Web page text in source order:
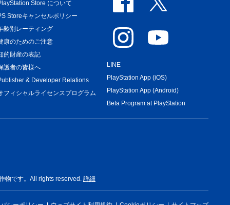
Store について
Storeキャンセルポリシー
齢別レーティング
康のためのご注意
的財産の表記
護者の皆様へ
& Developer Relations
フィシャルライセンスプログラム
LINE
PlayStation App (iOS)
PlayStation App (Android)
Beta Program at PlayStation
物です。All rights reserved. 詳細